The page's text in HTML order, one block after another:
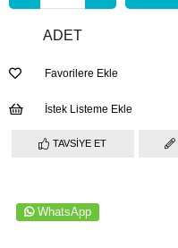
ADET
Favorilere Ekle
İstek Listeme Ekle
TAVSIYE ET
WhatsApp